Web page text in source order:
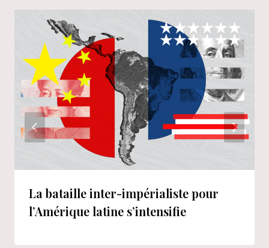
La bataille inter-impérialiste pour
l’Amérique latine s’intensifie